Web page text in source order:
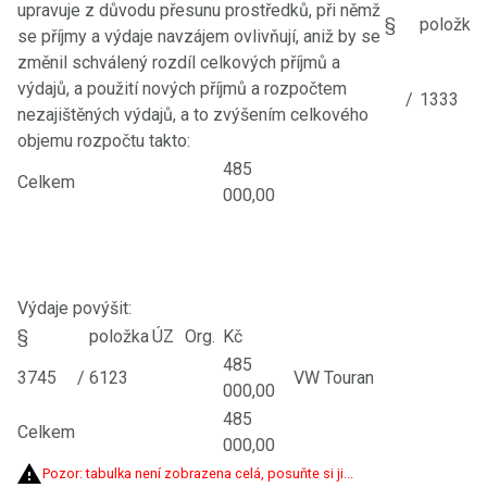
upravuje z důvodu přesunu prostředků, při němž
se příjmy a výdaje navzájem ovlivňují, aniž by se
změnil schválený rozdíl celkových příjmů a
výdajů, a použití nových příjmů a rozpočtem
nezajištěných výdajů, a to zvýšením celkového
objemu rozpočtu takto:
§ položka
/ 1333
Celkem
485
000,00
Výdaje povýšit:
§
položkaÚZ Org. Kč
3745
/ 6123
485
000,00
VW Touran
Celkem
485
000,00
Pozor: tabulka není zobrazena celá, posuňte si ji...